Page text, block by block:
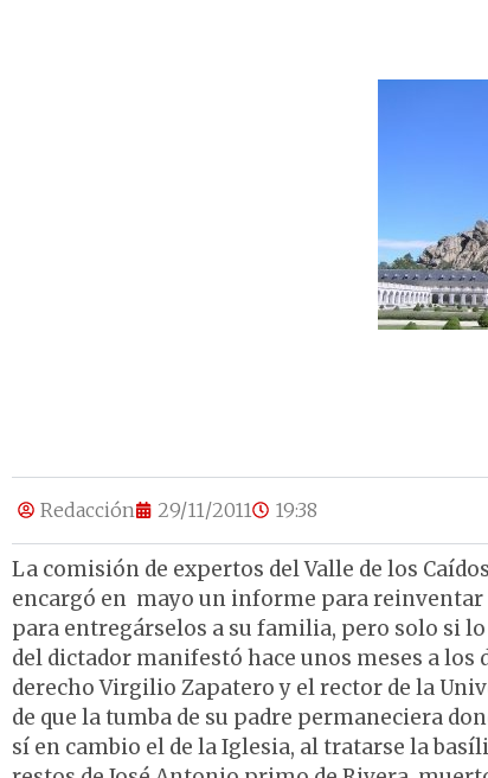
Redacción 29/11/2011 19:38
La comisión de expertos del Valle de los
encargó en mayo un informe para reinventar
para entregárselos a su familia, pero solo si
del dictador manifestó hace unos meses a
derecho Virgilio Zapatero y el rector de la
de que la tumba de su padre permaneciera
sí en cambio el de la Iglesia, al tratarse la